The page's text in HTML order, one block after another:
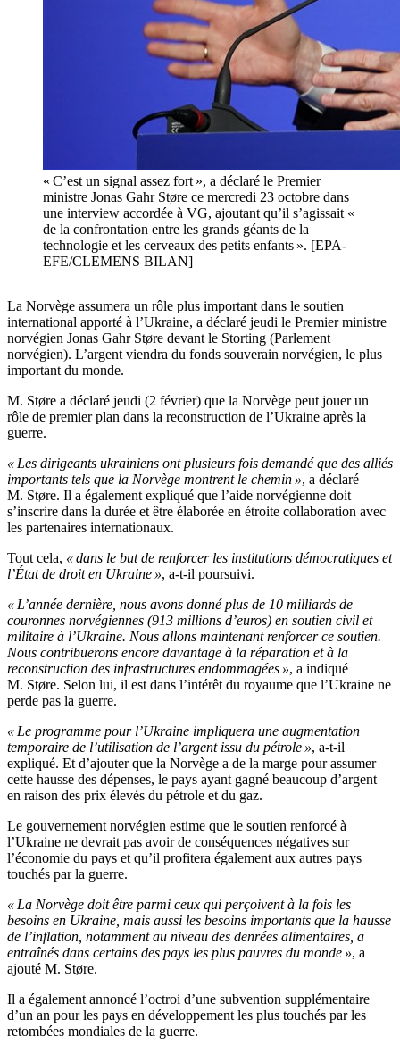
« C’est un signal assez fort », a déclaré le Premier
ministre Jonas Gahr Støre ce mercredi 23 octobre dans
une interview accordée à VG, ajoutant qu’il s’agissait «
de la confrontation entre les grands géants de la
technologie et les cerveaux des petits enfants ». [EPA-
EFE/CLEMENS BILAN]
La Norvège assumera un rôle plus important dans le soutien
international apporté à l’Ukraine, a déclaré jeudi le Premier ministre
norvégien Jonas Gahr Støre devant le Storting (Parlement
norvégien). L’argent viendra du fonds souverain norvégien, le plus
important du monde.
M. Støre a déclaré jeudi (2 février) que la Norvège peut jouer un
rôle de premier plan dans la reconstruction de l’Ukraine après la
guerre.
« Les dirigeants ukrainiens ont plusieurs fois demandé que des alliés
importants tels que la Norvège montrent le chemin », a déclaré
M. Støre. Il a également expliqué que l’aide norvégienne doit
s’inscrire dans la durée et être élaborée en étroite collaboration avec
les partenaires internationaux.
Tout cela, « dans le but de renforcer les institutions démocratiques et
l’État de droit en Ukraine », a-t-il poursuivi.
« L’année dernière, nous avons donné plus de 10 milliards de
couronnes norvégiennes (913 millions d’euros) en soutien civil et
militaire à l’Ukraine. Nous allons maintenant renforcer ce soutien.
Nous contribuerons encore davantage à la réparation et à la
reconstruction des infrastructures endommagées », a indiqué
M. Støre. Selon lui, il est dans l’intérêt du royaume que l’Ukraine ne
perde pas la guerre.
« Le programme pour l’Ukraine impliquera une augmentation
temporaire de l’utilisation de l’argent issu du pétrole », a-t-il
expliqué. Et d’ajouter que la Norvège a de la marge pour assumer
cette hausse des dépenses, le pays ayant gagné beaucoup d’argent
en raison des prix élevés du pétrole et du gaz.
Le gouvernement norvégien estime que le soutien renforcé à
l’Ukraine ne devrait pas avoir de conséquences négatives sur
l’économie du pays et qu’il profitera également aux autres pays
touchés par la guerre.
« La Norvège doit être parmi ceux qui perçoivent à la fois les
besoins en Ukraine, mais aussi les besoins importants que la hausse
de l’inflation, notamment au niveau des denrées alimentaires, a
entraînés dans certains des pays les plus pauvres du monde », a
ajouté M. Støre.
Il a également annoncé l’octroi d’une subvention supplémentaire
d’un an pour les pays en développement les plus touchés par les
retombées mondiales de la guerre.